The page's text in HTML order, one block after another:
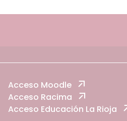
Acceso Moodle
Acceso Racima
Acceso Educación La Rioja